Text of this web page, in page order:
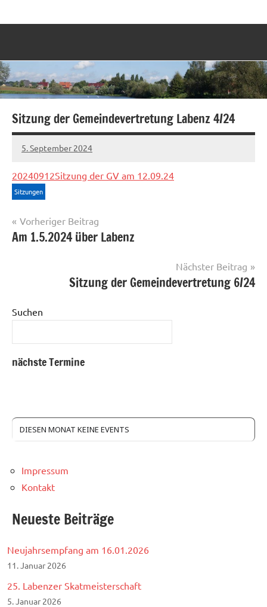
InhaltLabenz
sich
vor
Sitzung der Gemeindevertretung Labenz 4/24
5. September 2024
Sven
20240912Sitzung der GV am 12.09.24
Sitzungen
Beitragsnavigation
Vorheriger Beitrag
Am 1.5.2024 über Labenz
Nächster Beitrag
Sitzung der Gemeindevertretung 6/24
Suchen
nächste Termine
DIESEN MONAT KEINE EVENTS
Impressum
Kontakt
Neueste Beiträge
Neujahrsempfang am 16.01.2026
11. Januar 2026
25. Labenzer Skatmeisterschaft
5. Januar 2026